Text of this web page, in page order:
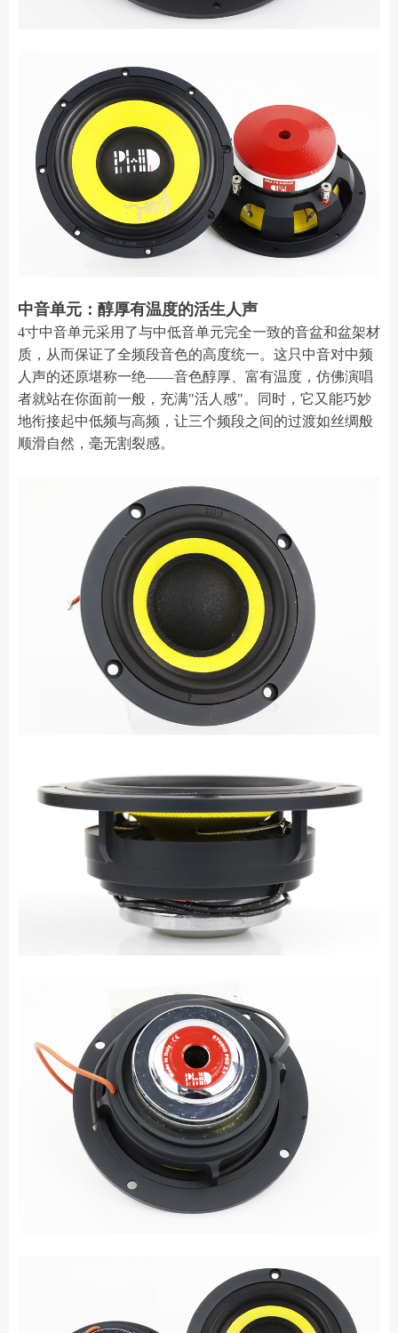
中音单元：醇厚有温度的活生人声
4寸中音单元采用了与中低音单元完全一致的音盆和盆架材
质，从而保证了全频段音色的高度统一。这只中音对中频
人声的还原堪称一绝——音色醇厚、富有温度，仿佛演唱
者就站在你面前一般，充满"活人感"。同时，它又能巧妙
地衔接起中低频与高频，让三个频段之间的过渡如丝绸般
顺滑自然，毫无割裂感。